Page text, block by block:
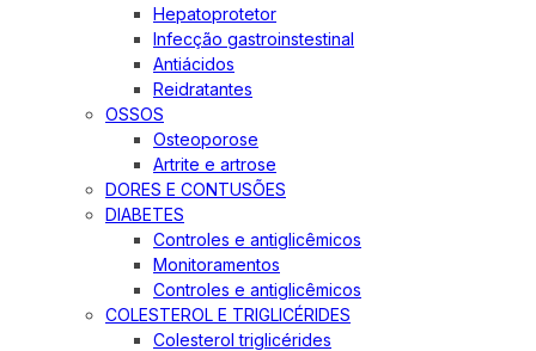
Hepatoprotetor
Infecção gastroinstestinal
Antiácidos
Reidratantes
OSSOS
Osteoporose
Artrite e artrose
DORES E CONTUSÕES
DIABETES
Controles e antiglicêmicos
Monitoramentos
Controles e antiglicêmicos
COLESTEROL E TRIGLICÉRIDES
Colesterol triglicérides